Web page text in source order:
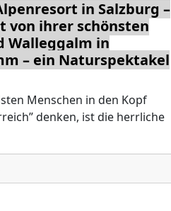
in Salzburg –
von ihrer schönsten
Walleggalm in
– ein Naturspektakel
Menschen in den Kopf
denken, ist die herrliche